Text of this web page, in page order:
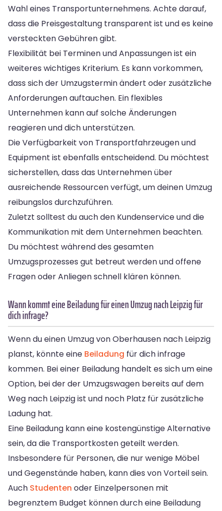
Wahl eines Transportunternehmens. Achte darauf,
dass die Preisgestaltung transparent ist und es keine
versteckten Gebühren gibt.
Flexibilität bei Terminen und Anpassungen ist ein
weiteres wichtiges Kriterium. Es kann vorkommen,
dass sich der Umzugstermin ändert oder zusätzliche
Anforderungen auftauchen. Ein flexibles
Unternehmen kann auf solche Änderungen
reagieren und dich unterstützen.
Die Verfügbarkeit von Transportfahrzeugen und
Equipment ist ebenfalls entscheidend. Du möchtest
sicherstellen, dass das Unternehmen über
ausreichende Ressourcen verfügt, um deinen Umzug
reibungslos durchzuführen.
Zuletzt solltest du auch den Kundenservice und die
Kommunikation mit dem Unternehmen beachten.
Du möchtest während des gesamten
Umzugsprozesses gut betreut werden und offene
Fragen oder Anliegen schnell klären können.
Wann kommt eine Beiladung für einen Umzug nach Leipzig für
dich infrage?
Wenn du einen Umzug von Oberhausen nach Leipzig
planst, könnte eine Beiladung für dich infrage
kommen. Bei einer Beiladung handelt es sich um eine
Option, bei der der Umzugswagen bereits auf dem
Weg nach Leipzig ist und noch Platz für zusätzliche
Ladung hat.
Eine Beiladung kann eine kostengünstige Alternative
sein, da die Transportkosten geteilt werden.
Insbesondere für Personen, die nur wenige Möbel
und Gegenstände haben, kann dies von Vorteil sein.
Auch Studenten oder Einzelpersonen mit
begrenztem Budget können durch eine Beiladung